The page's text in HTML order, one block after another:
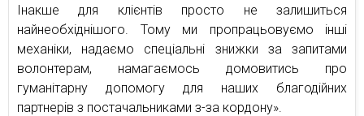
Інакше для клієнтів просто не залишиться
найнеобхіднішого. Тому ми пропрацьовуємо інші
механіки, надаємо спеціальні знижки за запитами
волонтерам, намагаємось домовитись про
гуманітарну допомогу для наших благодійних
партнерів з постачальниками з-за кордону».